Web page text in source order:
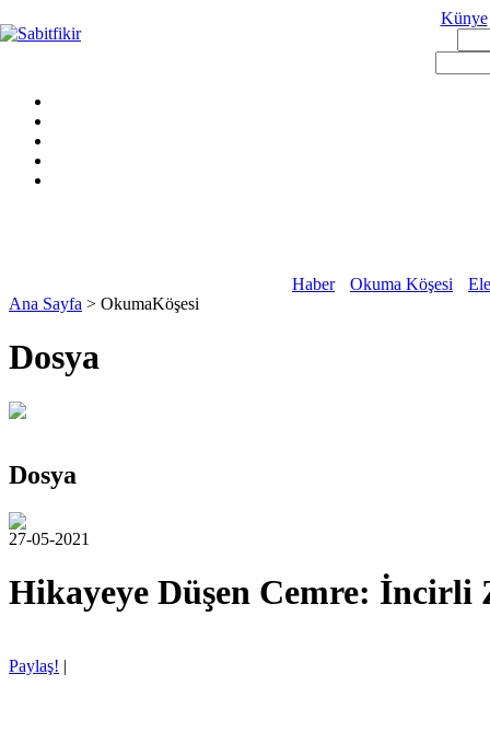
Künye
Haber Okuma Köşesi
Ana Sayfa > OkumaKöşesi
Dosya
Dosya
27-05-2021
Hikayeye Düşen Cemre: İncirli
Paylaş! |